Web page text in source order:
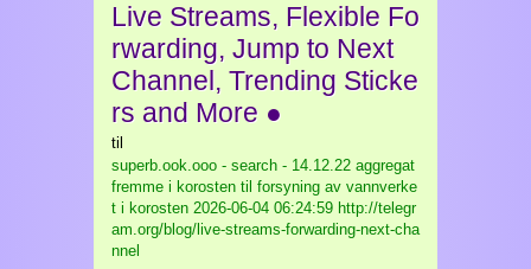
Live Streams, Flexible Fo
rwarding, Jump to Next
Channel, Trending Sticke
rs and More ●
til
superb.ook.ooo - search - 14.12.22 aggregat
fremme i korosten til forsyning av vannverke
t i korosten 2026-06-04 06:24:59 http://telegr
am.org/blog/live-streams-forwarding-next-cha
nnel